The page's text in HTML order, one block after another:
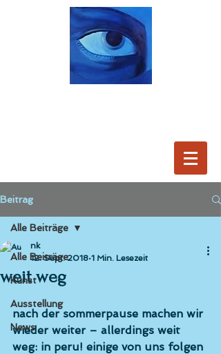
Beitrag
Alle Beiträge
Kunst
Ausstellung
News
Alle Beiträge
weit weg
nk
12. Sept. 2018 1 Min. Lesezeit
nach der sommerpause machen wir
wieder weiter – allerdings weit
weg: in peru! einige von uns folgen